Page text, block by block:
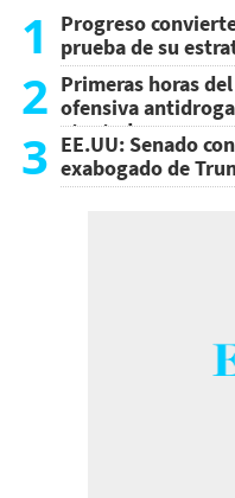
1
Progreso
prueba de su
2 Primeras horas
ofensiva
atentado
3 EE.UU: Senado
exabogado de